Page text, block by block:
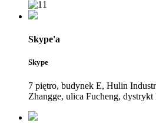
Skype'a
Skype
7 piętro, budynek E, Hulin
Zhangge, ulica Fucheng, dystrykt